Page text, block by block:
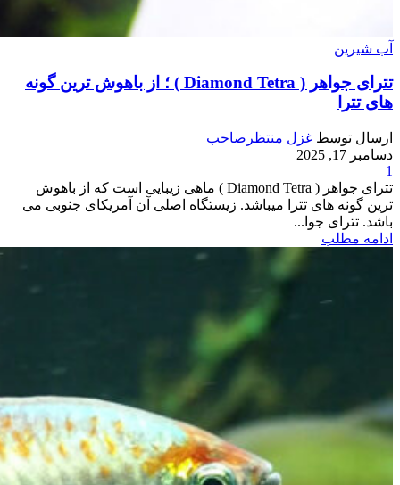
آب شیرین
تترای جواهر ( Diamond Tetra ) ؛ از باهوش ترین گونه
های تترا
ارسال توسط غزل منتظرصاحب
دسامبر 17, 2025
1
تترای جواهر ( Diamond Tetra ) ماهی زیبایی است که از باهوش
ترین گونه های تترا میباشد. زیستگاه اصلی آن آمریکای جنوبی می
باشد. تترای جوا...
ادامه مطلب